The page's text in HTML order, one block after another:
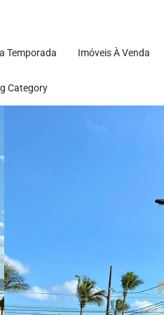
Temporada Imóveis À Venda
Category